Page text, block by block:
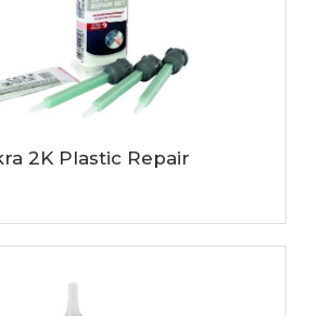
2K Plastic Repair